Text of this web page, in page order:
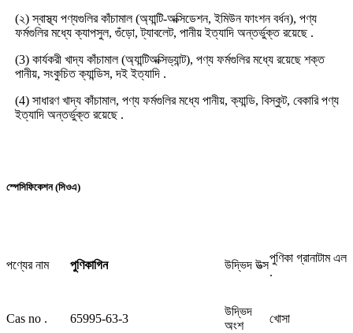
(২) স্বাস্থ্য পণ্যগুলির কাঁচামাল (অ্যান্টি-অক্সিডেশন, ইমিউন ফাংশন বর্ধন), পণ্য
ফর্মগুলির মধ্যে ক্যাপসুল, গুঁড়ো, ট্যাবলেট, পানীয় ইত্যাদি অন্তর্ভুক্ত রয়েছে .
(3) কার্যকরী খাদ্য কাঁচামাল (অ্যান্টিঅক্সিড্যান্ট), পণ্য ফর্মগুলির মধ্যে রয়েছে শক্ত
পানীয়, সংকুচিত ক্যান্ডিস, দই ইত্যাদি .
(4) সাধারণ খাদ্য কাঁচামাল, পণ্য ফর্মগুলির মধ্যে পানীয়, ক্যান্ডি, বিস্কুট, বেকারি পণ্য
ইত্যাদি অন্তর্ভুক্ত রয়েছে .
স্পেসিফিকেশন (সিওএ)
পণ্যের নাম পুণিকাগিন উদ্ভিদ উত্স
পুণিকা গ্রানাটাম এল
.
Cas no . 65995-63-3
উদ্ভিদ
অংশ
খোসা